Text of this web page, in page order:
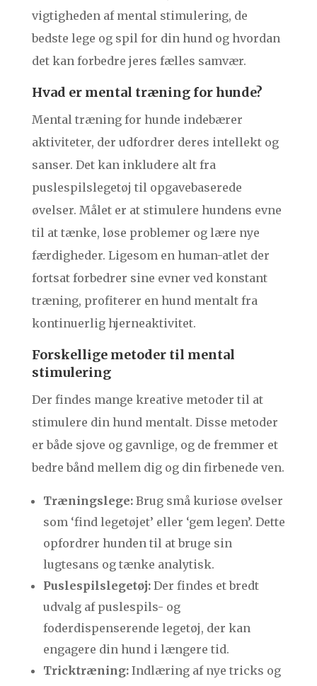
vigtigheden af mental stimulering, de
bedste lege og spil for din hund og hvordan
det kan forbedre jeres fælles samvær.
Hvad er mental træning for hunde?
Mental træning for hunde indebærer
aktiviteter, der udfordrer deres intellekt og
sanser. Det kan inkludere alt fra
puslespilslegetøj til opgavebaserede
øvelser. Målet er at stimulere hundens evne
til at tænke, løse problemer og lære nye
færdigheder. Ligesom en human-atlet der
fortsat forbedrer sine evner ved konstant
træning, profiterer en hund mentalt fra
kontinuerlig hjerneaktivitet.
Forskellige metoder til mental
stimulering
Der findes mange kreative metoder til at
stimulere din hund mentalt. Disse metoder
er både sjove og gavnlige, og de fremmer et
bedre bånd mellem dig og din firbenede ven.
Træningslege:Brug små kuriøse øvelser
som ‘find legetøjet’ eller ‘gem legen’. Dette
opfordrer hunden til at bruge sin
lugtesans og tænke analytisk.
Puslespilslegetøj:Der findes et bredt
udvalg af puslespils- og
foderdispenserende legetøj, der kan
engagere din hund i længere tid.
Tricktræning:Indlæring af nye tricks og